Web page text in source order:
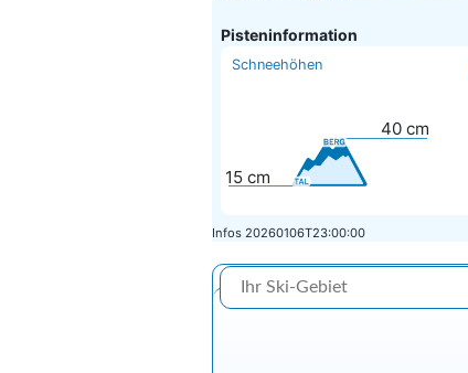
Pisteninformation
Schneehöhen
15cm
40cm
Infos 20260106T23:00:00